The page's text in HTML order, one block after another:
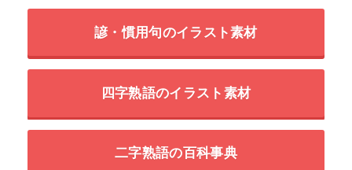
諺・慣用句のイラスト素材
四字熟語のイラスト素材
二字熟語の百科事典